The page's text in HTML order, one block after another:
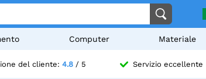
Computer Materiale
del cliente: 4.8/ 5 Servizio eccellente